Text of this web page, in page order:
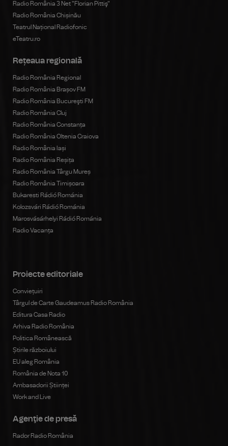
Radio România 3 Net "Florian Pittiş"
Radio România Chișinău
Teatrul Național Radiofonic
eTeatru.ro
Rețeaua regională
Radio România Regional
Radio România Brașov FM
Radio România Bucureşti FM
Radio România Cluj
Radio România Constanța
Radio România Oltenia Craiova
Radio România Iași
Radio România Reșița
Radio România Târgu Mureș
Radio România Timișoara
Bukaresti Rádió Románia
Kolozsvári Rádió Románia
Marosvásárhelyi Rádió Románia
Radio Vacanța
Proiecte editoriale
Conviețuiri
Târgul de Carte Gaudeamus Radio România
Editura Casa Radio
Arhiva Radio România
Politica Românească
Știrile războiului
EU aleg România
România de Nota 10
Ambasadorii Științei
Work and Live
Agenţie de presă
Rador Radio România